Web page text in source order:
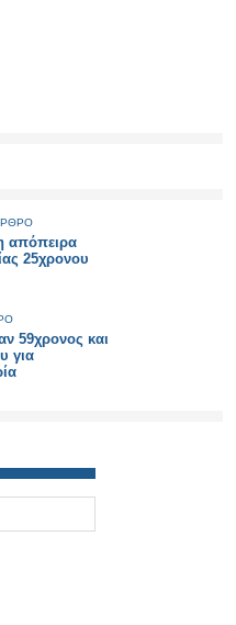
απόπειρα
25χρονου
59χρονος και
για